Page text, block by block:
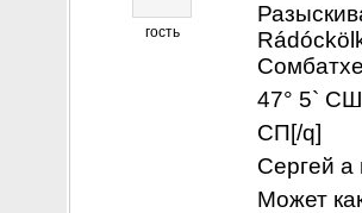
гость
47° 5`
СП[/q]
Сергей а
Может